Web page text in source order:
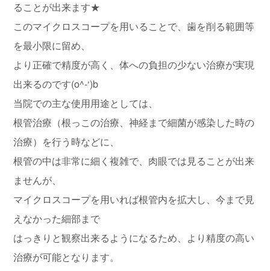
ることが出来ます★
このマイクロスコープを用いることで、歯を削る範囲等
を最小限に留め、
より正確で精度が高く、体への負担の少ない治療が実現
出来るのです(o^-‘)b
当院での主な使用用途としては、
根管治療（根っこの治療、神経まで細菌が感染した時の
治療）を行う時などに、
根管の中は非常に細く複雑で、肉眼では見ることが出来
ませんが、
マイクロスコープを用いれば根管内を拡大し、今まで見
えなかった細部まで
はっきりと観察出来るようになるため、より精度の高い
治療が可能となります。